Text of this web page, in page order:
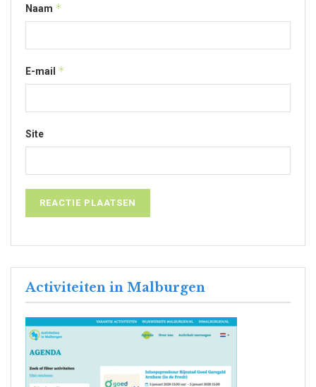
Naam *
E-mail *
Site
Activiteiten in Malburgen